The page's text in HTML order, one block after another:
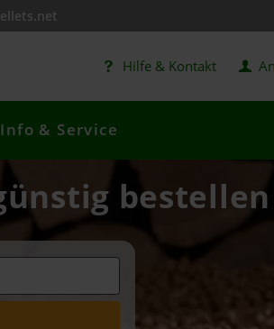
Hilfe & Kontakt
Info & Service
bestellen